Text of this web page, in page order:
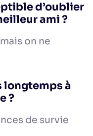
d’oublier
ami ?
on ne
longtemps à
?
de survie